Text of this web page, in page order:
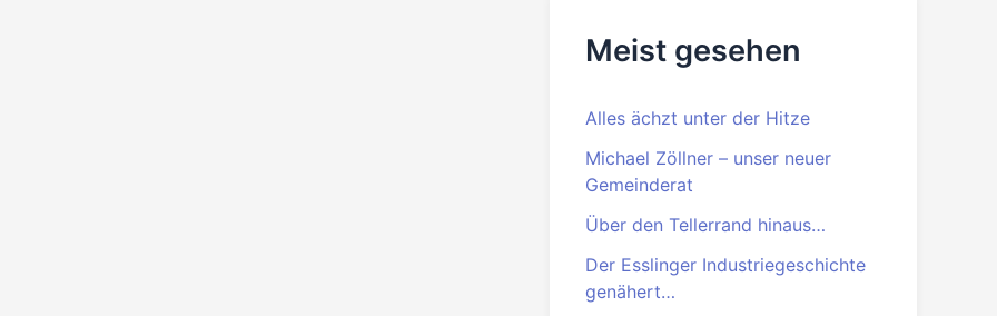
Meist gesehen
Alles ächzt unter der Hitze
Michael Zöllner – unser neuer
Gemeinderat
Über den Tellerrand hinaus…
Der Esslinger Industriegeschichte
genähert…